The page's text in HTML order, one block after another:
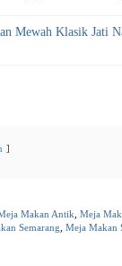
Makan Antik Meja
Semarang Meja Makan